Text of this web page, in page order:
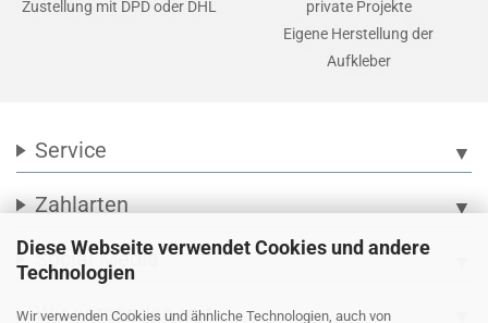
Diese Webseite verwendet Cookies und andere
Technologien
Wir verwenden Cookies und ähnliche Technologien, auch von
Zustellung mit DPD oder DHL
private Projekte
Eigene Herstellung der
Aufkleber
Service ▼
Zahlarten ▼
Social Media
Wir versenden mit